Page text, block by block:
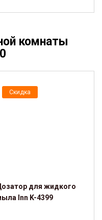
комнаты
Скидка
для жидкого
Inn K-4399